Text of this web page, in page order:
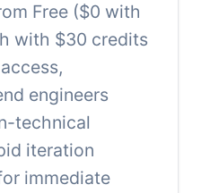
Free ($0 with
with $30 credits
engineers
technical
iteration
immediate